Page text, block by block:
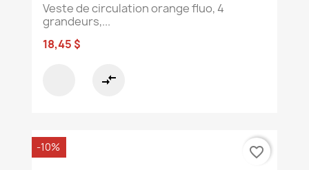
Veste de circulation orange fluo, 4
grandeurs,...
18,45 $
compare_arrows
-10% favorite_border